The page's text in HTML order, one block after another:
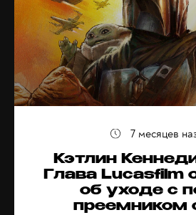
Кэтлин
Глава Lucasfilm
об уходе с
преемником
7 месяцев